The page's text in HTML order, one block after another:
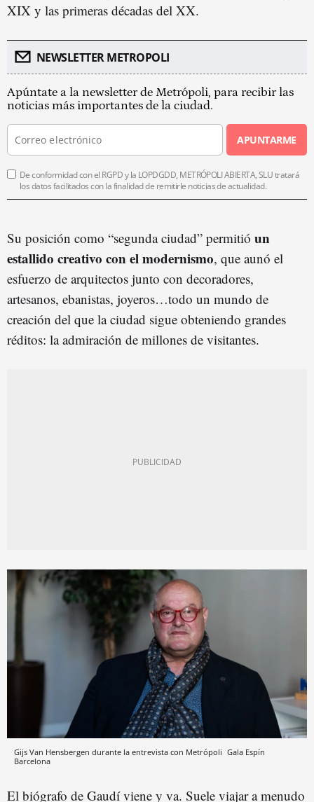
XIX y las primeras décadas del XX.
NEWSLETTER METROPOLI
Apúntate a la newsletter de Metrópoli, para recibir las
noticias más importantes de la ciudad.
APUNTARME
De conformidad con el RGPD y la LOPDGDD, METRÓPOLI ABIERTA, SLU tratará
los datos facilitados con la finalidad de remitirle noticias de actualidad.
Su posición como “segunda ciudad” permitió un
estallido creativo con el modernismo, que aunó el
esfuerzo de arquitectos junto con decoradores,
artesanos, ebanistas, joyeros…todo un mundo de
creación del que la ciudad sigue obteniendo grandes
réditos: la admiración de millones de visitantes.
Gijs Van Hensbergen durante la entrevista con Metrópoli Gala Espín
Barcelona
El biógrafo de Gaudí viene y va. Suele viajar a menudo